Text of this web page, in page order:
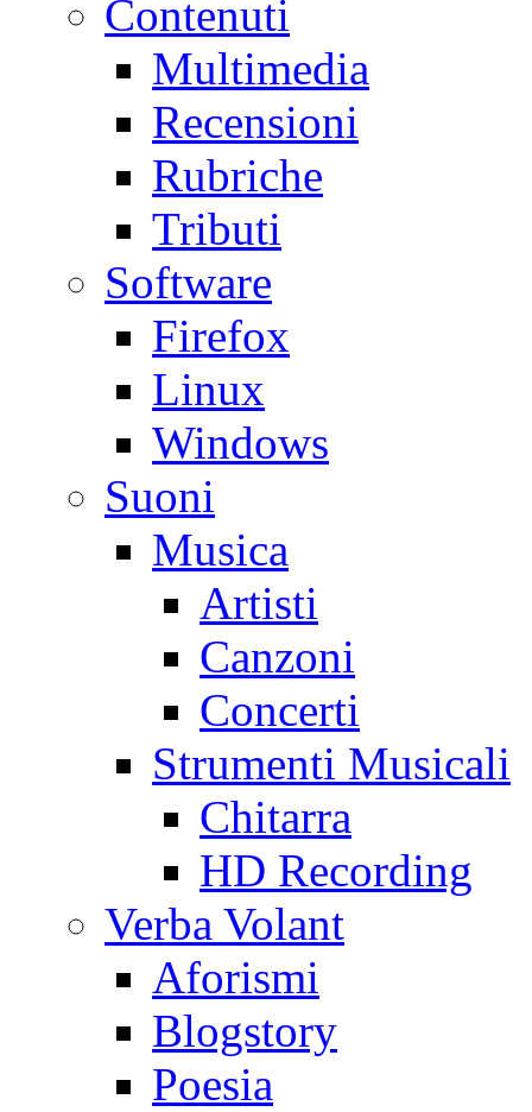
Contenuti
Multimedia
Recensioni
Rubriche
Tributi
Software
Firefox
Linux
Windows
Suoni
Musica
Artisti
Canzoni
Concerti
Strumenti Musicali
Chitarra
HD Recording
Verba Volant
Aforismi
Blogstory
Poesia